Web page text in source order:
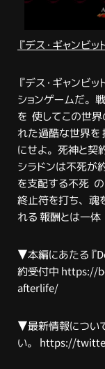
『デス・ギャンビ
『デス・ギャンビ
ションゲームだ。
を 使してこの世
れた過酷な世界を
にせよ。死神と契
シラドンは不死が
を支配する不死
終止符を打ち、魂
れる 報酬とは一体
▼本編にあたる『
約受付中 https://
afterlife/
▼最新情報につい
い。 https://